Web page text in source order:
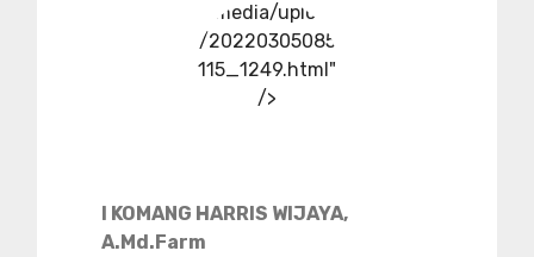
../media/upload
/20220305085
115_1249.html"
/>
I KOMANG HARRIS WIJAYA,
A.Md.Farm